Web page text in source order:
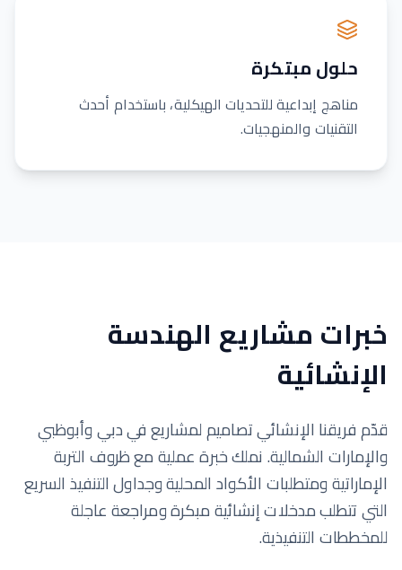
حلول مبتكرة
مناهج إبداعية للتحديات الهيكلية، باستخدام أحدث
التقنيات والمنهجيات.
خبرات مشاريع الهندسة
الإنشائية
قدّم فريقنا الإنشائي تصاميم لمشاريع في دبي وأبوظبي
والإمارات الشمالية. نملك خبرة عملية مع ظروف التربة
الإماراتية ومتطلبات الأكواد المحلية وجداول التنفيذ السريع
التي تتطلب مدخلات إنشائية مبكرة ومراجعة عاجلة
للمخططات التنفيذية.